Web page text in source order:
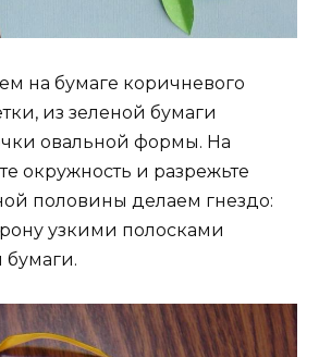
на бумаге коричневого
из зеленой бумаги
овальной формы. На
окружность и разрежьте
половины делаем гнездо:
узкими полосками